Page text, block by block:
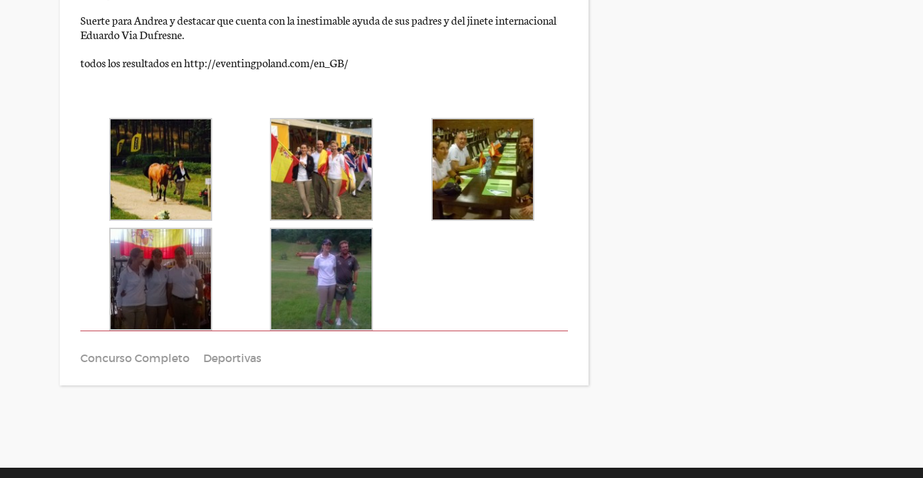
Suerte para Andrea y destacar que cuenta con la inestimable ayuda de sus padres y del jinete internacional
Eduardo Via Dufresne.
todos los resultados en http://eventingpoland.com/en_GB/
Concurso Completo Deportivas